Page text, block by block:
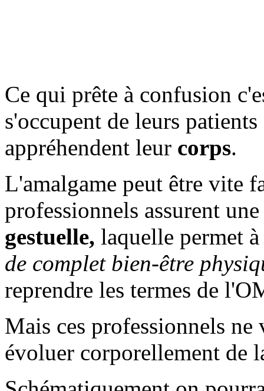
Ce qui prête à confusion
s'occupent de leurs
appréhendent leur corps.
L'amalgame peut être vite
professionnels assurent
gestuelle, laquelle permet
de complet bien-être
reprendre les termes de
Mais ces professionnels
évoluer corporellement de